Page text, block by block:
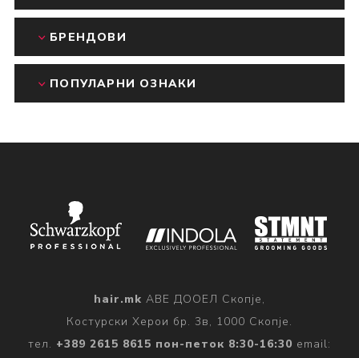
БРЕНДОВИ
ПОПУЛАРНИ ОЗНАКИ
hair.mk АВЕ ДООЕЛ Скопје,
Костурски Херои бр. 3в, 1000 Скопје.
тел. +389 2615 8615 пон-петок 8:30-16:30 email: